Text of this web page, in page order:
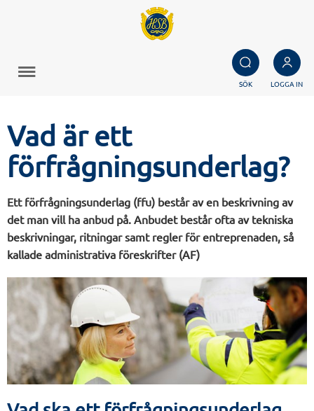
SÖK LOGGA IN
Vad är ett
förfrågningsunderlag?
Ett förfrågningsunderlag (ffu) består av en beskrivning av
det man vill ha anbud på. Anbudet består ofta av tekniska
beskrivningar, ritningar samt regler för entreprenaden, så
kallade administrativa föreskrifter (AF)